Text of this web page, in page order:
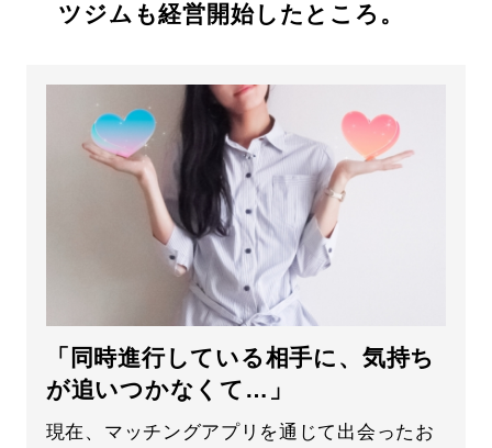
ツジムも経営開始したところ。
「同時進行している相手に、気持ち
が追いつかなくて…」
現在、マッチングアプリを通じて出会ったお